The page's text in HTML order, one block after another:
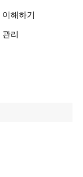
해하기
리